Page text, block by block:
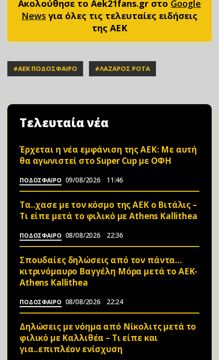
Ακολούθησε το Aek21fans.gr στο Google
News για όλες τις τελευταίες ειδήσεις
της ΑΕΚ
#ΑΕΚ ΠΟΔΟΣΦΑΙΡΟ #ΛΑΖΑΡΟΣ ΡΟΤΑ
Τελευταία νέα
Έρχεται η νέα εμφάνιση της ΑΕΚ: Με αυτή
θα αγωνιστεί στο Super Cup με ΟΦΗ
ΠΟΔΟΣΦΑΙΡΟ 09/08/2026 11:46
Τα..χασε με τον κόσμο της ΑΕΚ ο Βιτάλις –
Τι είπε μετά το φιλικό με Athens Kallithea
ΠΟΔΟΣΦΑΙΡΟ 08/08/2026 22:36
Σπουδαίες δηλώσεις από τον πάντα…
κιτρινόμαυρο Βαγγέλη Μόρα μετά το ΑΕΚ-
Athens Kallithea
ΠΟΔΟΣΦΑΙΡΟ 08/08/2026 22:24
Δηλώσεις με νόημα από Νίκολιτς μετά το
φιλικό με Καλλιθέα – Τι είπε και
για..επιπλέον ενίσχυση